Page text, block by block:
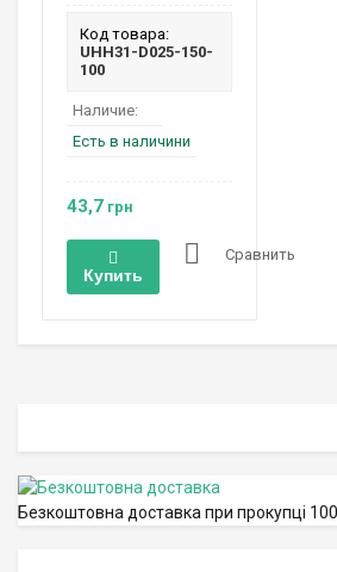
Код товара:
UHH31-D025-150-
100
Наличие:
Есть в наличини
43,7 грн
Купить
Сравнить
Безкоштовна доставка при прокупці